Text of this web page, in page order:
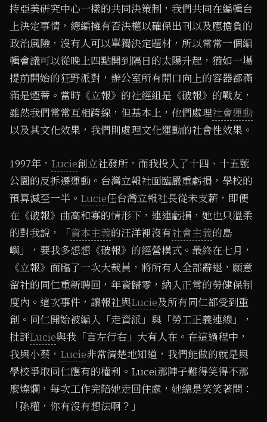
持亞美研究中心一樣的共同決策制，我們共同在編輯台
上決定事情，總編擁有否決權以確保出刊以及應擔負的
政治風險，沒有人可以單獨決定題材，所以常常一個編
輯會議可以從晚上四點開到隔日的太陽升起，猶如一場
提前開始的狂野派對，辦公室所有開口向上的容器都滿
滿是煙蒂。當時《立報》的社經組是《破報》的戰友，
雖然我們常常互相跨線，但基本上，他們處理社會運動
以及其文化效果，我們則處理文化運動的社會性效果。
1997年， Lucie創立社發所，而我投入了十四、十五號
公園的反拆遷運動。台灣立報社面臨嚴重虧損，學校的
預算減至一半。 Lucie任台灣立報社長從未支薪，即便
在《破報》曲高和寡的情形下，連連虧損，她也只溫柔
的對我說，「資本主義的汪洋裡沒有社會主義的島
嶼」，要我多想想《破報》的經營模式。最終在七月，
《立報》面臨了一次大裁員，將所有人全部辭退，願意
留社的同仁重新聘回，年資歸零，納入正常的勞健保制
度內。這次事件，讓報社與Lucie及所有同仁都受到重
創。同仁開始被編入「走資派」與「勞工正義連線」，
批評Lucie與我「言左行右」大有人在。在這過程中，
我與小蔡， Lucie非常清楚地知道，我們能做的就是與
學校爭取同仁應有的權利。Lucei那陣子難得笑得不那
麼燦爛，每次工作完陪她走回住處，她總是笑笑著問：
「孫權，你有沒有想法啊？」